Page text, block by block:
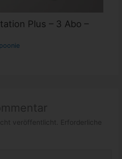
Plus – 3 Abo –
veröffentlicht.
Erforderliche